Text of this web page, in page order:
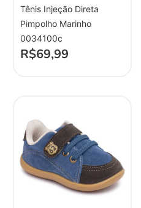
Tênis Injeção Direta
Pimpolho Marinho
0034100c
R$69,99